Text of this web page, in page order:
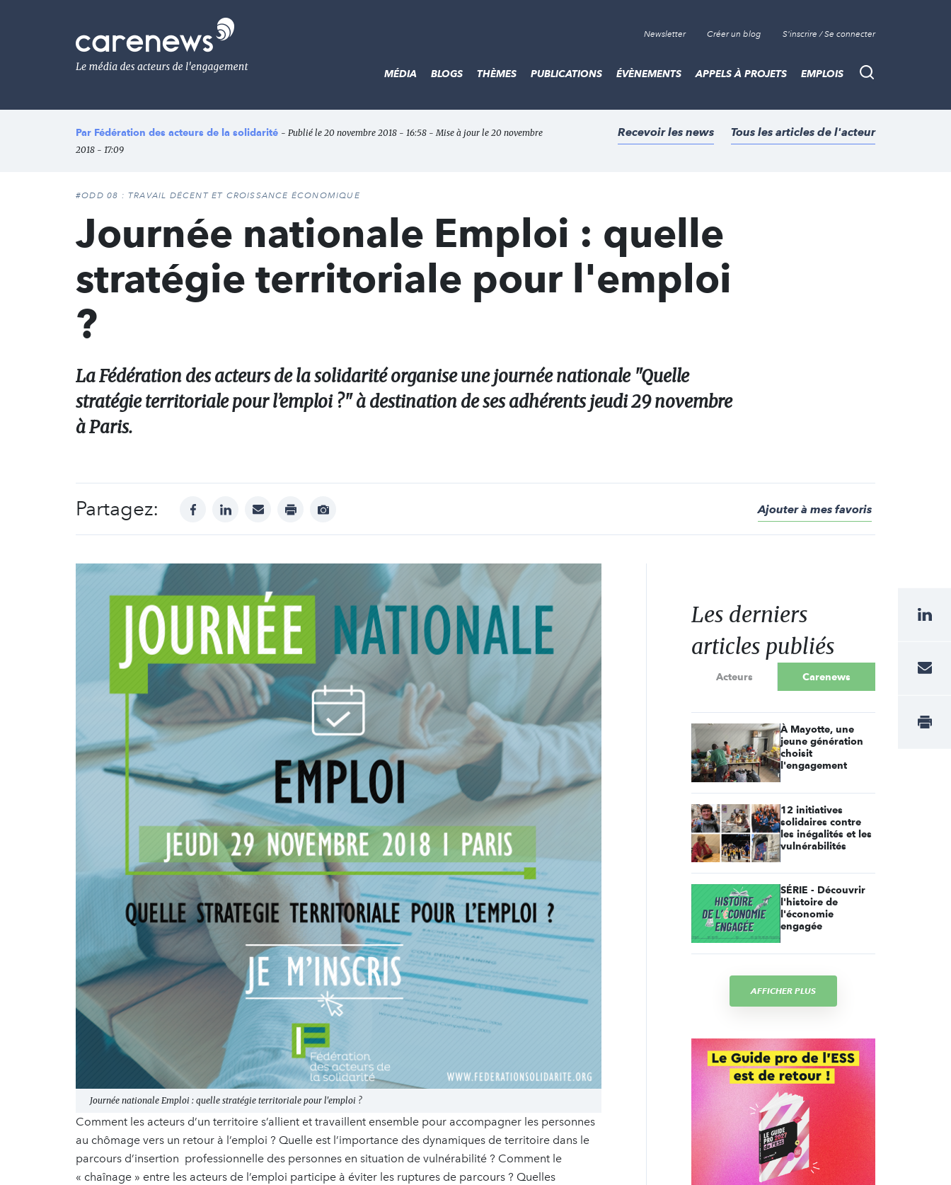
Le
média
de
l'engagement
Newsletter Créer un blog S'inscrire / Se connecter
Recherche
MÉDIA BLOGS THÈMES PUBLICATIONS ÉVÈNEMENTS APPELS À PROJETS EMPLOIS
Par Fédération des acteurs de la solidarité - Publié le 20 novembre 2018 - 16:58 - Mise à jour le 20 novembre
2018 - 17:09
Recevoir les news Tous les articles de l'acteur
#ODD 08 : TRAVAIL DÉCENT ET CROISSANCE ÉCONOMIQUE
Journée nationale Emploi : quelle
stratégie territoriale pour l'emploi
?
La Fédération des acteurs de la solidarité organise une journée nationale "Quelle
stratégie territoriale pour l’emploi ?" à destination de ses adhérents jeudi 29 novembre
à Paris.
Partagez: facebooklinkedinmail print
Afficher
Ajouter à mes favoris
Journée nationale Emploi : quelle stratégie territoriale pour l'emploi ?
Comment les acteurs d’un territoire s’allient et travaillent ensemble pour accompagner les personnes
au chômage vers un retour à l’emploi ? Quelle est l’importance des dynamiques de territoire dans le
parcours d’insertion professionnelle des personnes en situation de vulnérabilité ? Comment le
« chaînage » entre les acteurs de l’emploi participe à éviter les ruptures de parcours ? Quelles
Les derniers
articles publiés
Acteurs Carenews
À Mayotte, une
jeune génération
choisit
l'engagement
12 initiatives
solidaires contre
les inégalités et les
vulnérabilités
SÉRIE - Découvrir
l'histoire de
l'économie
engagée
AFFICHER PLUS